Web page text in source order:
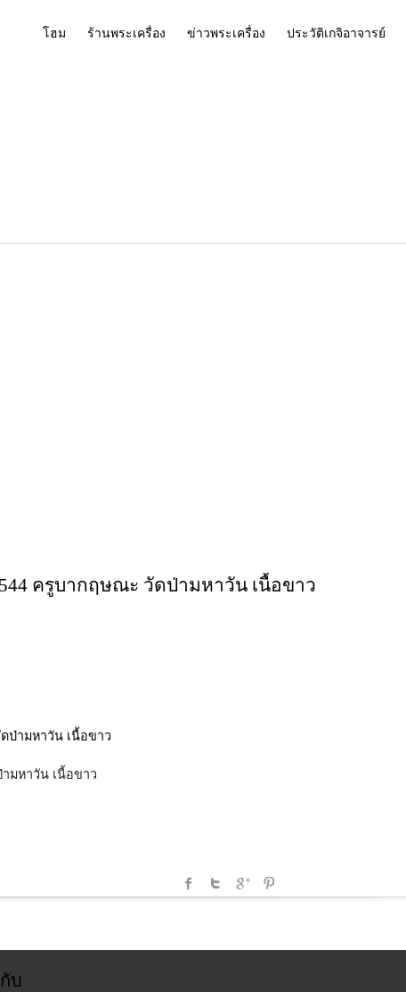
โฮม ร้านพระเครื่อง ข่าวพระเครื่อง ประวัติเกจิอาจารย์
ครูบากฤษณะ วัดป่ามหาวัน เนื้อขาว
มหาวัน เนื้อขาว
บ